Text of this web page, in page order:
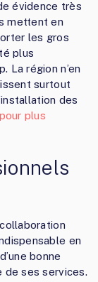
évidence très
mettent en
les gros
plus
La région n’en
surtout
des
pour plus
en
bonne
de ses services.